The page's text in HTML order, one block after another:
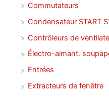
Commutateurs
Condensateur START
Contrôleurs de
Électro-aimant.
Entrées
Extracteurs de fenêtre